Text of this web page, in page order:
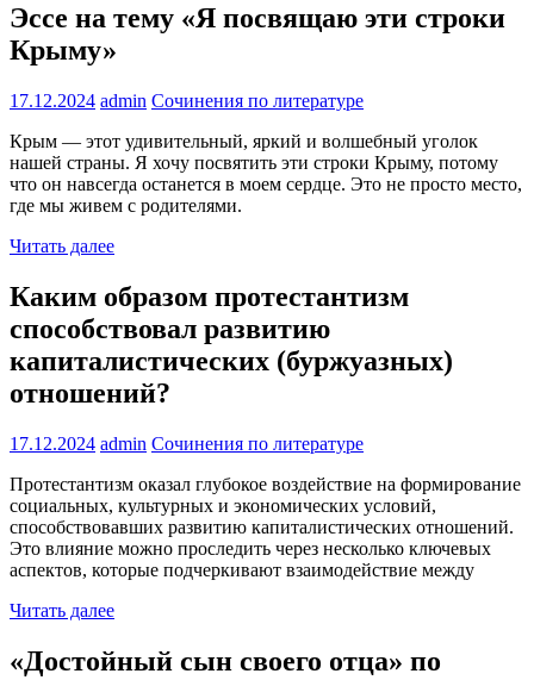
Эссе на тему «Я посвящаю эти строки
Крыму»
17.12.2024 admin Сочинения по литературе
Крым — этот удивительный, яркий и волшебный уголок
нашей страны. Я хочу посвятить эти строки Крыму, потому
что он навсегда останется в моем сердце. Это не просто место,
где мы живем с родителями.
Читать далее
Каким образом протестантизм
способствовал развитию
капиталистических (буржуазных)
отношений?
17.12.2024 admin Сочинения по литературе
Протестантизм оказал глубокое воздействие на формирование
социальных, культурных и экономических условий,
способствовавших развитию капиталистических отношений.
Это влияние можно проследить через несколько ключевых
аспектов, которые подчеркивают взаимодействие между
Читать далее
«Достойный сын своего отца» по